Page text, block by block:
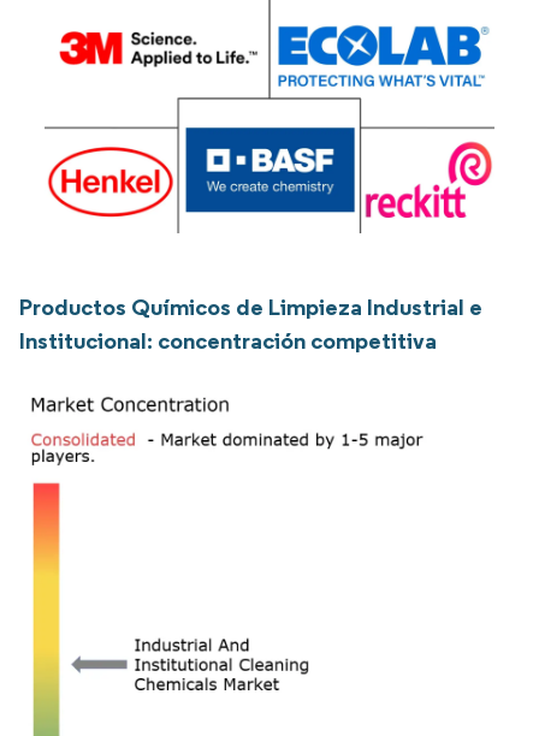
Productos Químicos de Limpieza Industrial e
Institucional: concentración competitiva